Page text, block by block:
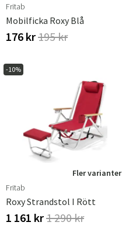
Fritab
Mobilficka Roxy Blå
176 kr195 kr
-10%
Fler varianter
Fritab
Roxy Strandstol I Rött
1 161 kr1 290 kr